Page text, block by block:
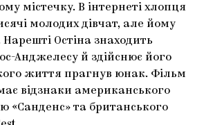
містечку. В інтернеті хлопця
молодих дівчат, але йому
Остіна знаходить
Анджелесу й здійснює його
життя прагнув юнак. Фільм
відзнаки американського
«Санденс» та британського